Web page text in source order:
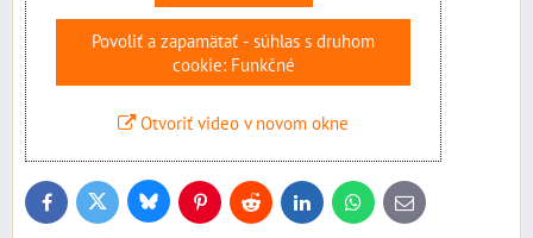
Povoliť a zapamätať - súhlas s druhom
cookie: Funkčné
Otvoriť video v novom okne
FacebookTwitter BlueskyPinterestReddit LinkedInWhatsApp
E-
mail